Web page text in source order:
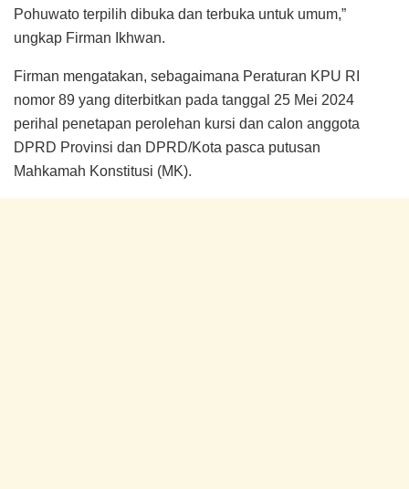
Pohuwato terpilih dibuka dan terbuka untuk umum,”
ungkap Firman Ikhwan.
Firman mengatakan, sebagaimana Peraturan KPU RI
nomor 89 yang diterbitkan pada tanggal 25 Mei 2024
perihal penetapan perolehan kursi dan calon anggota
DPRD Provinsi dan DPRD/Kota pasca putusan
Mahkamah Konstitusi (MK).